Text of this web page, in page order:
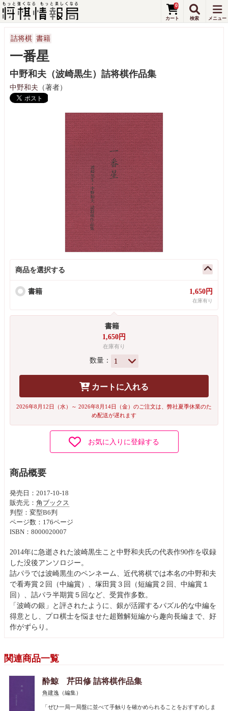
0
詰将棋 書籍
一番星
中野和夫（波崎黒生）詰将棋作品集
中野和夫 （著者）
商品を選択する
書籍 1,650円
在庫有り
書籍
1,650円
在庫有り
数量：
カートに入れる
2026年8月12日（水）～ 2026年8月14日（金）のご注文は、弊社夏季休業のた
め配送が遅れます
お気に入りに登録する
商品概要
発売日：2017-10-18
販売元： 角ブックス
判型：変型B6判
ページ数：176ページ
ISBN：8000020007
2014年に急逝された波崎黒生こと中野和夫氏の代表作90作を収録
した没後アンソロジー。
詰パラでは波崎黒生のペンネーム、近代将棋では本名の中野和夫
で看寿賞２回（中編賞）、塚田賞３回（短編賞２回、中編賞１
回）、詰パラ半期賞５回など、受賞作多数。
「波崎の銀」と評されたように、銀が活躍するパズル的な中編を
得意とし、プロ棋士を悩ませた超難解短編から趣向長編まで、好
作がずらり。
関連商品一覧
酔鯨 芹田修 詰将棋作品集
角建逸 （編集）
「ぜひ一局一局盤に並べて手触りを確かめられることをおすすめしま